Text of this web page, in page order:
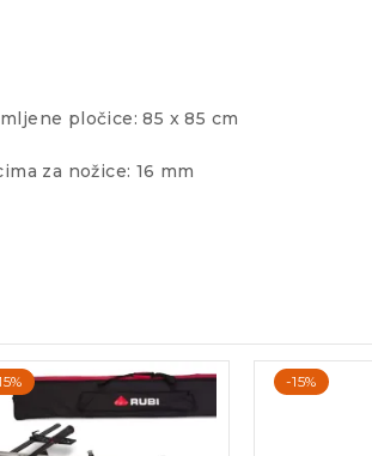
pločice: 85 x 85 cm
za nožice: 16 mm
-15%